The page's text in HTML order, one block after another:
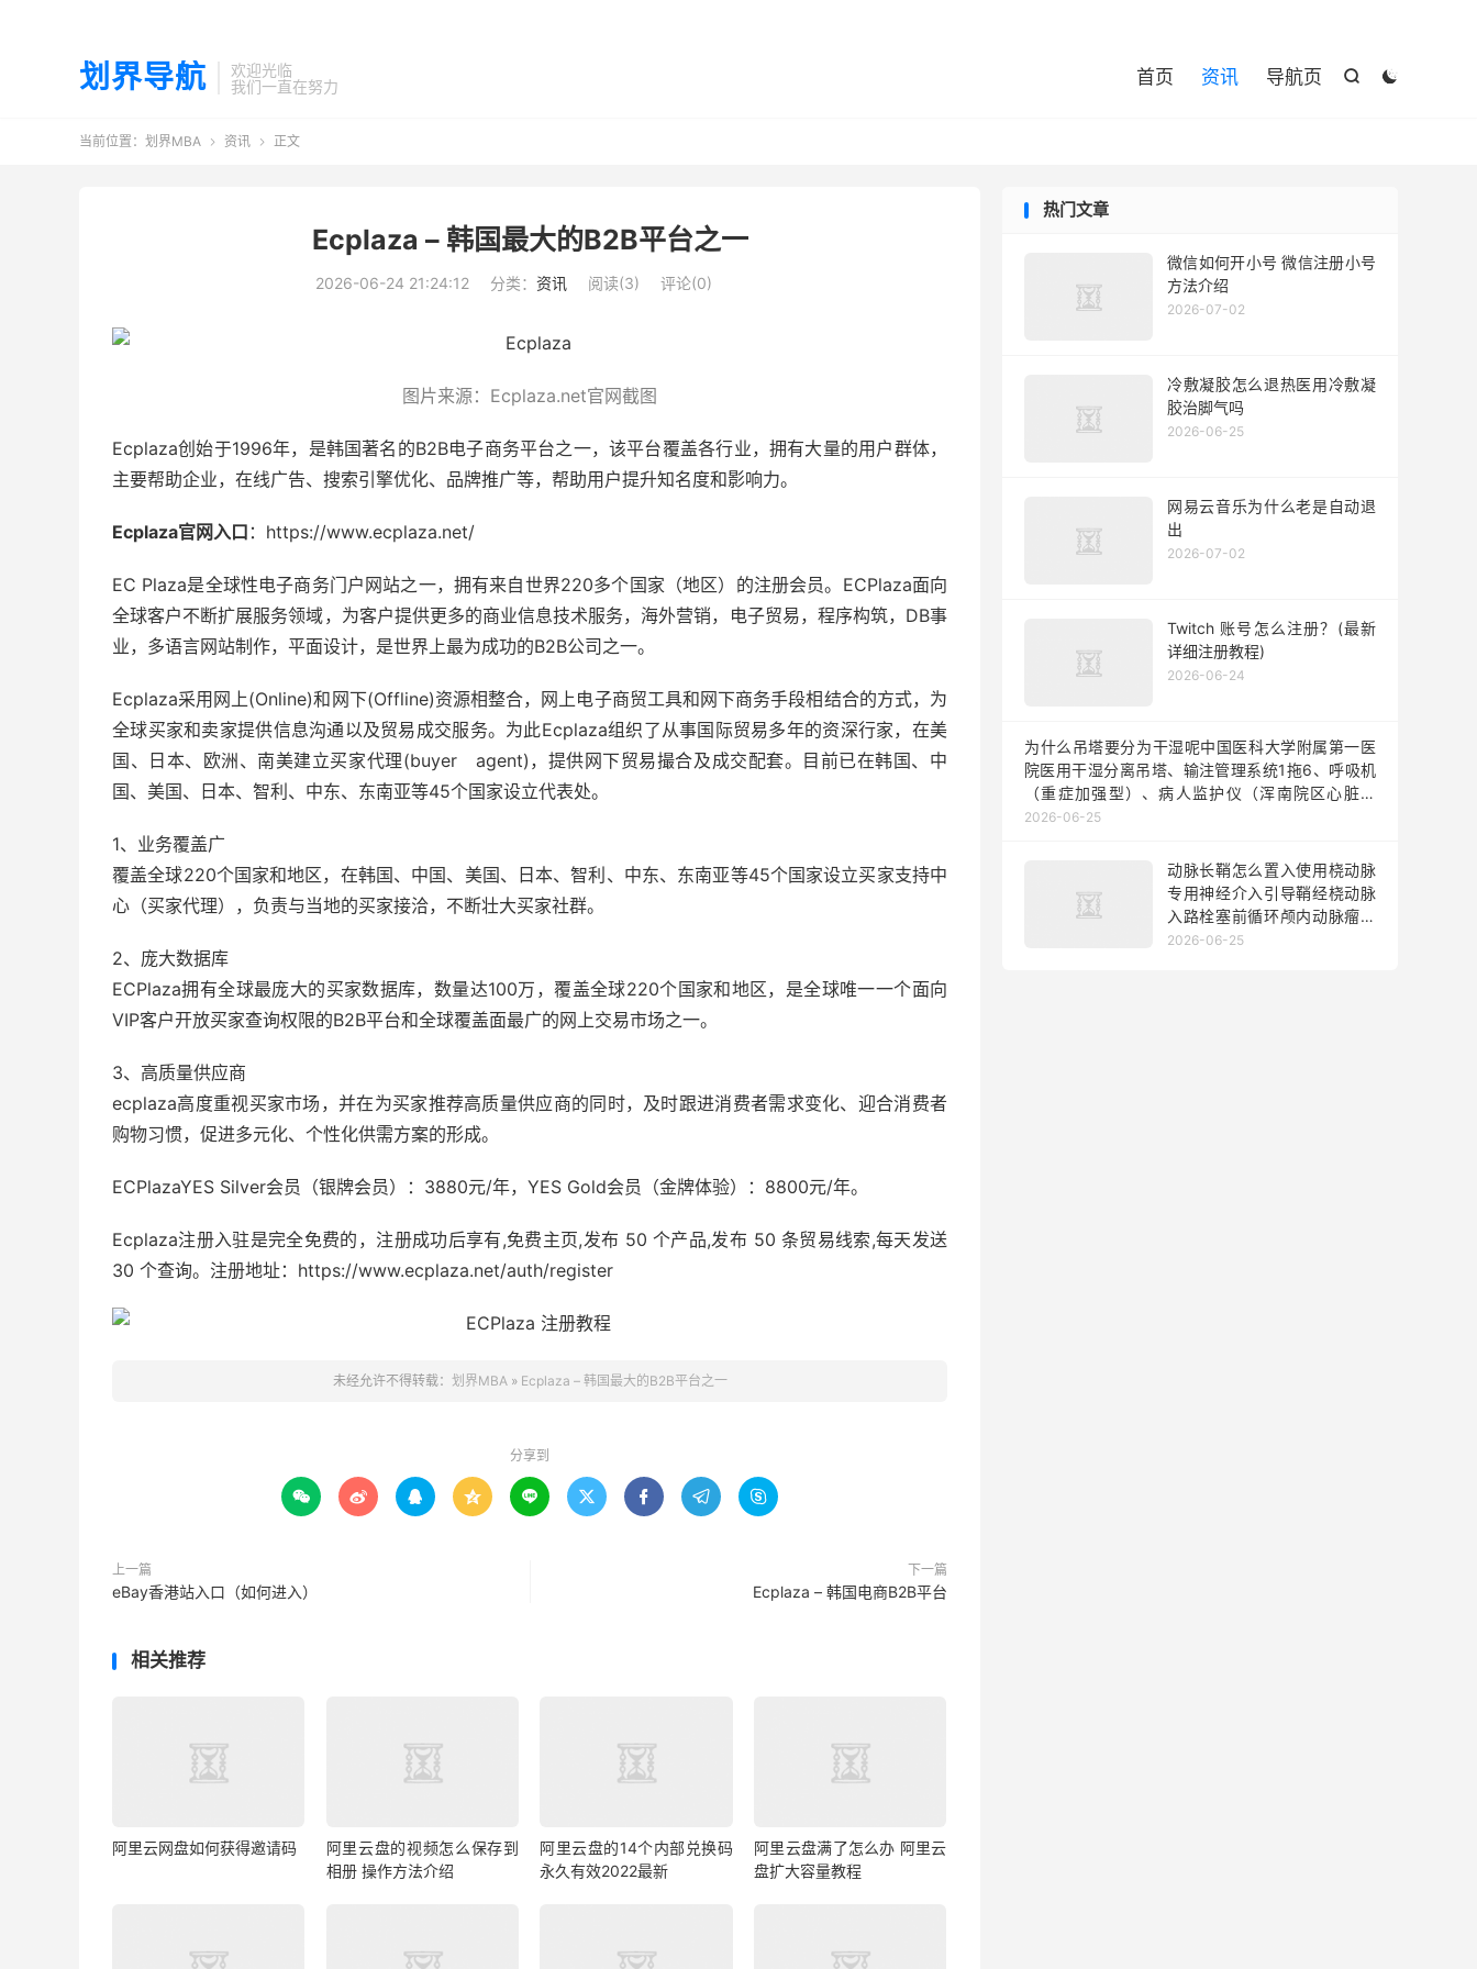
划界导航
欢迎光临
我们一直在努力


首页 资讯 导航页
当前位置： 划界MBA  资讯  正文
Ecplaza – 韩国最大的B2B平台之一
2026-06-24 21:24:12 分类： 资讯 阅读(3) 评论(0)
图片来源：Ecplaza.net官网截图
Ecplaza创始于1996年，是韩国著名的B2B电子商务平台之一，该平台覆盖各行业，拥有大量的用户群体，
主要帮助企业，在线广告、搜索引擎优化、品牌推广等，帮助用户提升知名度和影响力。
Ecplaza官网入口 ：https://www.ecplaza.net/
EC Plaza是全球性电子商务门户网站之一，拥有来自世界220多个国家（地区）的注册会员。ECPlaza面向
全球客户不断扩展服务领域，为客户提供更多的商业信息技术服务，海外营销，电子贸易，程序构筑，DB事
业，多语言网站制作，平面设计，是世界上最为成功的B2B公司之一。
Ecplaza采用网上(Online)和网下(Offline)资源相整合，网上电子商贸工具和网下商务手段相结合的方式，为
全球买家和卖家提供信息沟通以及贸易成交服务。为此Ecplaza组织了从事国际贸易多年的资深行家，在美
国、日本、欧洲、南美建立买家代理(buyer agent)，提供网下贸易撮合及成交配套。目前已在韩国、中
国、美国、日本、智利、中东、东南亚等45个国家设立代表处。
1、业务覆盖广
覆盖全球220个国家和地区，在韩国、中国、美国、日本、智利、中东、东南亚等45个国家设立买家支持中
心（买家代理），负责与当地的买家接洽，不断壮大买家社群。
2、庞大数据库
ECPlaza拥有全球最庞大的买家数据库，数量达100万，覆盖全球220个国家和地区，是全球唯一一个面向
VIP客户开放买家查询权限的B2B平台和全球覆盖面最广的网上交易市场之一。
3、高质量供应商
ecplaza高度重视买家市场，并在为买家推荐高质量供应商的同时，及时跟进消费者需求变化、迎合消费者
购物习惯，促进多元化、个性化供需方案的形成。
ECPlazaYES Silver会员（银牌会员）：3880元/年，YES Gold会员（金牌体验）：8800元/年。
Ecplaza注册入驻是完全免费的，注册成功后享有,免费主页,发布 50 个产品,发布 50 条贸易线索,每天发送
30 个查询。注册地址：https://www.ecplaza.net/auth/register
未经允许不得转载： 划界MBA» Ecplaza – 韩国最大的B2B平台之一
分享到
        
上一篇
eBay香港站入口（如何进入）
下一篇
Ecplaza – 韩国电商B2B平台
相关推荐
阿里云网盘如何获得邀请码
阿里云盘的视频怎么保存到
相册 操作方法介绍
阿里云盘的14个内部兑换码
永久有效2022最新
阿里云盘满了怎么办 阿里云
盘扩大容量教程
热门文章
微信如何开小号 微信注册小号
方法介绍
2026-07-02
冷敷凝胶怎么退热医用冷敷凝
胶治脚气吗
2026-06-25
网易云音乐为什么老是自动退
出
2026-07-02
Twitch 账号怎么注册？(最新
详细注册教程)
2026-06-24
为什么吊塔要分为干湿呢中国医科大学附属第一医
院医用干湿分离吊塔、输注管理系统1拖6、呼吸机
（重症加强型）、病人监护仪（浑南院区心脏外
科、浑南院区心血管内科、卒中中心、浑南院区麻
2026-06-25
动脉长鞘怎么置入使用桡动脉
专用神经介入引导鞘经桡动脉
入路栓塞前循环颅内动脉瘤的
可行性和安全性研究
2026-06-25